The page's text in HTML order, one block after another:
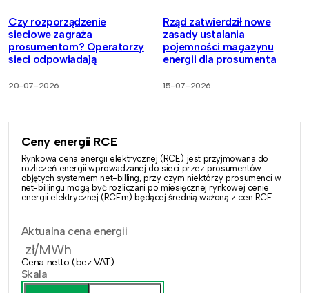
Czy rozporządzenie
sieciowe zagraża
prosumentom? Operatorzy
sieci odpowiadają
20-07-2026
Rząd zatwierdził nowe
zasady ustalania
pojemności magazynu
energii dla prosumenta
15-07-2026
Ceny energii RCE
Rynkowa cena energii elektrycznej (RCE) jest przyjmowana do
rozliczeń energii wprowadzanej do sieci przez prosumentów
objętych systemem net-billing, przy czym niektórzy prosumenci w
net-billingu mogą być rozliczani po miesięcznej rynkowej cenie
energii elektrycznej (RCEm) będącej średnią ważoną z cen RCE.
Aktualna cena energii
zł/MWh
Cena netto (bez VAT)
Skala